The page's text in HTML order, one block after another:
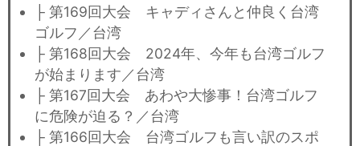
├ 第169回大会 キャディさんと仲良く台湾
ゴルフ／台湾
├ 第168回大会 2024年、今年も台湾ゴルフ
が始まります／台湾
├ 第167回大会 あわや大惨事！台湾ゴルフ
に危険が迫る？／台湾
├ 第166回大会 台湾ゴルフも言い訳のスポ